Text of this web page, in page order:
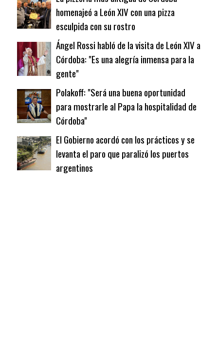
homenajeó a León XIV con una pizza
esculpida con su rostro
Ángel Rossi habló de la visita de León XIV a
Córdoba: "Es una alegría inmensa para la
gente"
Polakoff: "Será una buena oportunidad
para mostrarle al Papa la hospitalidad de
Córdoba"
El Gobierno acordó con los prácticos y se
levanta el paro que paralizó los puertos
argentinos